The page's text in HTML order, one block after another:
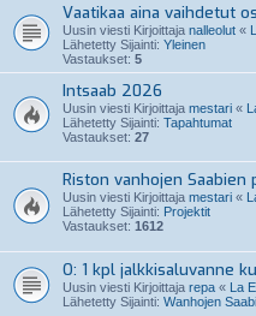
Vaatikaa aina vaihdetut
Uusin viesti Kirjoittaja nalleolut «
Lähetetty Sijainti: Yleinen
Vastaukset: 5
Intsaab 2026
Uusin viesti Kirjoittaja mestari «
Lähetetty Sijainti: Tapahtumat
Vastaukset: 27
Riston vanhojen Saabien
Uusin viesti Kirjoittaja mestari «
Lähetetty Sijainti: Projektit
Vastaukset: 1612
O: 1 kpl jalkkisaluvanne
Uusin viesti Kirjoittaja repa « La
Lähetetty Sijainti: Wanhojen